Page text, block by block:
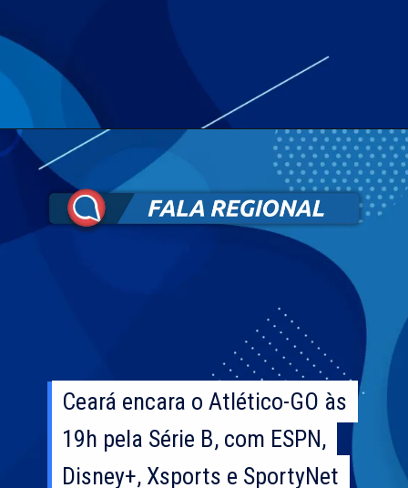
Ceará encara o Atlético-GO às
19h pela Série B, com ESPN,
Disney+, Xsports e SportyNet
Ceará encara o Atlético-GO às
19h pela Série B, com ESPN,
Disney+, Xsports e SportyNet